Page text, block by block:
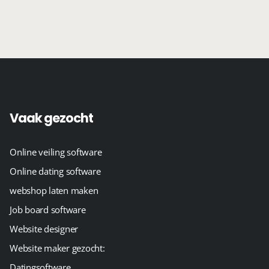
Vaak gezocht
Online veiling software
Online dating software
webshop laten maken
Job board software
Website designer
Website maker gezocht: